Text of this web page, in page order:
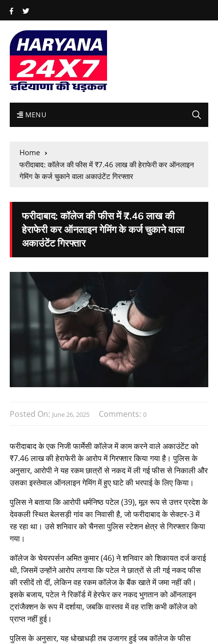
MENU
Home
फरीदाबाद: कॉलेज की फीस में ₹7.46 लाख की हेराफेरी कर ऑनलाइन
गेमिंग के कर्ज चुकाने वाला अकाउंटेंट गिरफ्तार
फरीदाबाद: कॉलेज की फीस में ₹7.46 लाख की
हेराफेरी कर ऑनलाइन गेमिंग के कर्ज चुकाने वाला
अकाउंटेंट गिरफ्तार
Posted On: June 26, 2025 Comments: 0
फरीदाबाद के एक निजी फार्मेसी कॉलेज में काम करने वाले अकाउंटेंट को
₹7.46 लाख की हेराफेरी के आरोप में गिरफ्तार किया गया है। पुलिस के
अनुसार, आरोपी ने यह रकम छात्रों से नकद में ली गई फीस से निकाली और
उसका इस्तेमाल ऑनलाइन गेमिंग में हुए घाटे की भरपाई के लिए किया।
पुलिस ने बताया कि आरोपी धर्मनिष्ठ पटेल (39), मूल रूप से उत्तर प्रदेश के
देवकली स्थित बेलसड़ी गांव का निवासी है, जो फरीदाबाद के सेक्टर-3 में
रह रहा था। उसे शनिवार को चैनसा पुलिस स्टेशन क्षेत्र से गिरफ्तार किया
गया।
कॉलेज के चेयरपर्सन अमित कुमार (46) ने शनिवार को शिकायत दर्ज कराई
थी, जिसमें उन्होंने आरोप लगाया कि पटेल ने छात्रों से ली गई नकद फीस
की रसीदें तो दीं, लेकिन वह रकम कॉलेज के बैंक खाते में जमा नहीं की।
इसके बजाय, पटेल ने रिकॉर्ड में हेरफेर कर नकद भुगतान को ऑनलाइन
ट्रांजैक्शन के रूप में दर्शाया, जबकि वास्तव में वह राशि कभी कॉलेज को
प्राप्त नहीं हुई।
पुलिस के अनुसार, यह धोखाधड़ी तब उजागर हुई जब कॉलेज के फीस